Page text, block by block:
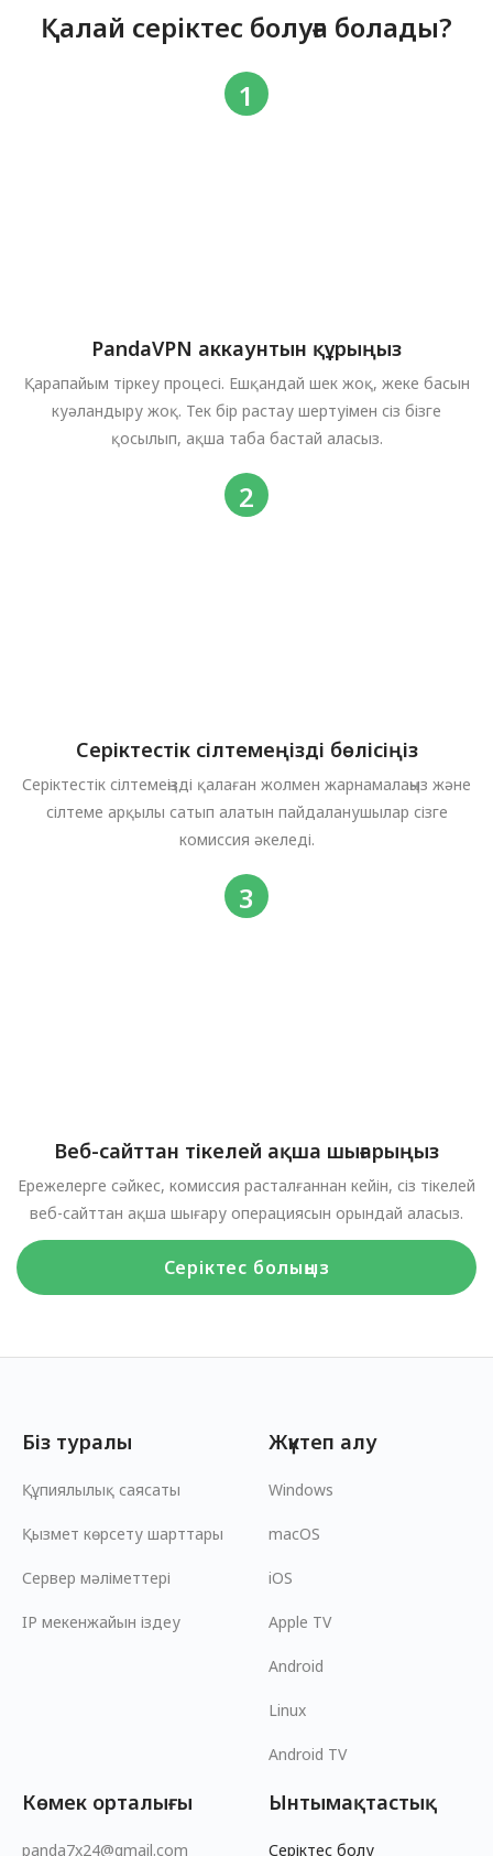
Қалай серіктес болуға болады?
PandaVPN аккаунтын құрыңыз
Қарапайым тіркеу процесі. Ешқандай шек жоқ, жеке басын
куәландыру жоқ. Тек бір растау шертуімен сіз бізге
қосылып, ақша таба бастай аласыз.
Серіктестік сілтемеңізді бөлісіңіз
Серіктестік сілтемеңізді қалаған жолмен жарнамалаңыз және
сілтеме арқылы сатып алатын пайдаланушылар сізге
комиссия әкеледі.
Веб-сайттан тікелей ақша шығарыңыз
Ережелерге сәйкес, комиссия расталғаннан кейін, сіз тікелей
веб-сайттан ақша шығару операциясын орындай аласыз.
Серіктес болыңыз
Біз туралы
Құпиялылық саясаты
Қызмет көрсету шарттары
Сервер мәліметтері
IP мекенжайын іздеу
Жүктеп алу
Windows
macOS
iOS
Apple TV
Android
Linux
Android TV
Көмек орталығы
panda7x24@gmail.com
Ынтымақтастық
Серіктес болу